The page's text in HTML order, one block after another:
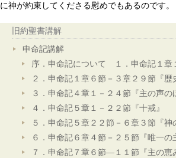
に神が約束してくださる慰めでもあるのです。
旧約聖書講解
申命記講解
序．申命記について １．申命記１章
２．申命記１章６節－３章２９節『歴
３．申命記４章１－２４節『主の声の
４．申命記５章１－２２節『十戒』
５．申命記５章２２節－６章３節『神
６．申命記６章４節－２５節『唯一の
７．申命記７章６節―１１節『主の恵